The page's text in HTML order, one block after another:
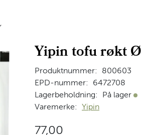
Yipin tofu røkt
Produktnummer:
800603
EPD-nummer:
6472708
Lagerbeholdning:
På lager
Varemerke: Yipin
77,00